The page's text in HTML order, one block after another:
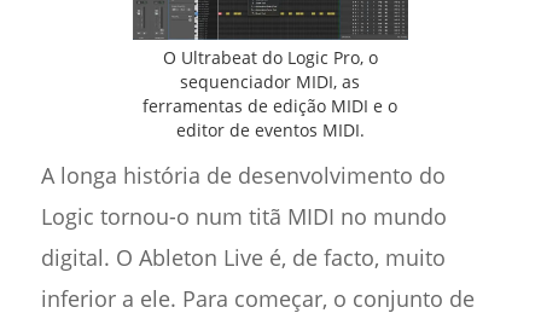
O Ultrabeat do Logic Pro, o
sequenciador MIDI, as
ferramentas de edição MIDI e o
editor de eventos MIDI.
A longa história de desenvolvimento do
Logic tornou-o num titã MIDI no mundo
digital. O Ableton Live é, de facto, muito
inferior a ele. Para começar, o conjunto de